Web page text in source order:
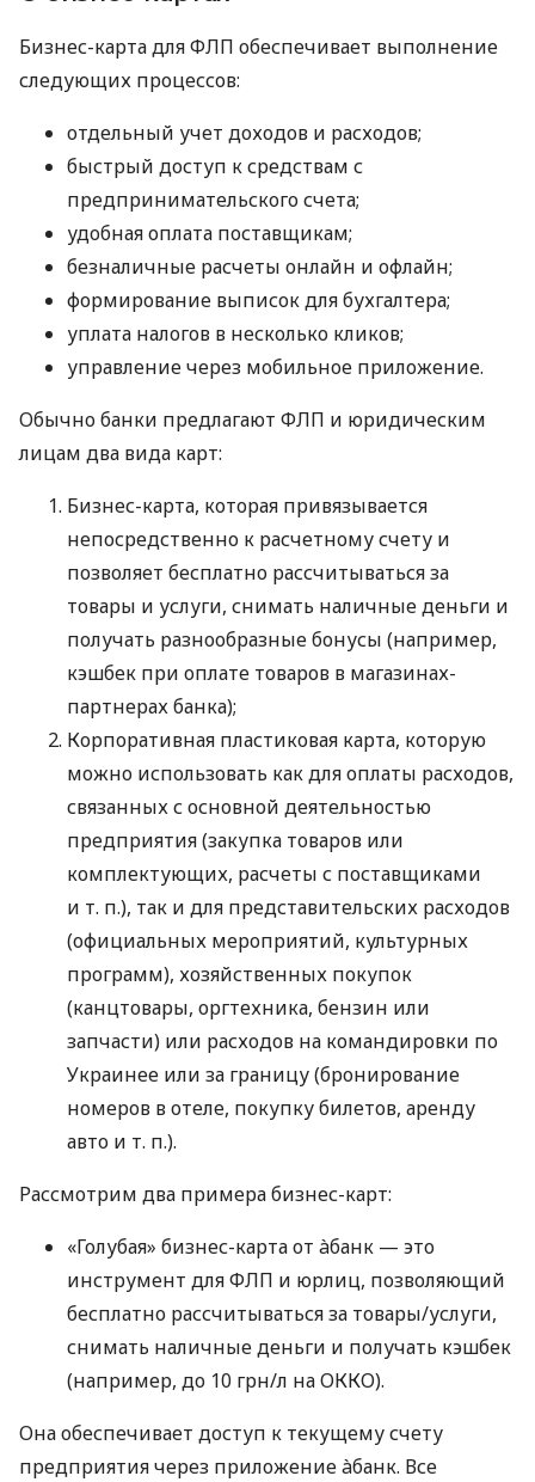
Бизнес-карта для ФЛП обеспечивает выполнение
следующих процессов:
отдельный учет доходов и расходов;
быстрый доступ к средствам с
предпринимательского счета;
удобная оплата поставщикам;
безналичные расчеты онлайн и офлайн;
формирование выписок для бухгалтера;
уплата налогов в несколько кликов;
управление через мобильное приложение.
Обычно банки предлагают ФЛП и юридическим
лицам два вида карт:
Бизнес-карта, которая привязывается
непосредственно к расчетному счету и
позволяет бесплатно рассчитываться за
товары и услуги, снимать наличные деньги и
получать разнообразные бонусы (например,
кэшбек при оплате товаров в магазинах-
партнерах банка);
Корпоративная пластиковая карта, которую
можно использовать как для оплаты расходов,
связанных с основной деятельностью
предприятия (закупка товаров или
комплектующих, расчеты с поставщиками
и т. п.), так и для представительских расходов
(официальных мероприятий, культурных
программ), хозяйственных покупок
(канцтовары, оргтехника, бензин или
запчасти) или расходов на командировки по
Украинее или за границу (бронирование
номеров в отеле, покупку билетов, аренду
авто и т. п.).
Рассмотрим два примера бизнес-карт:
«Голубая» бизнес-карта от àбанк — это
инструмент для ФЛП и юрлиц, позволяющий
бесплатно рассчитываться за товары/услуги,
снимать наличные деньги и получать кэшбек
(например, до 10 грн/л на ОККО).
Она обеспечивает доступ к текущему счету
предприятия через приложение àбанк. Все